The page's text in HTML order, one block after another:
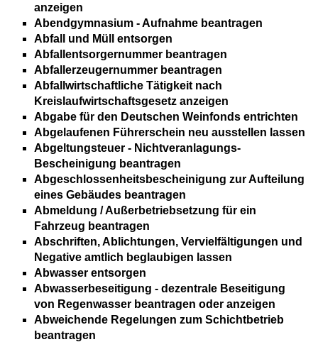
anzeigen
Abendgymnasium - Aufnahme beantragen
Abfall und Müll entsorgen
Abfallentsorgernummer beantragen
Abfallerzeugernummer beantragen
Abfallwirtschaftliche Tätigkeit nach
Kreislaufwirtschaftsgesetz anzeigen
Abgabe für den Deutschen Weinfonds entrichten
Abgelaufenen Führerschein neu ausstellen lassen
Abgeltungsteuer - Nichtveranlagungs-
Bescheinigung beantragen
Abgeschlossenheitsbescheinigung zur Aufteilung
eines Gebäudes beantragen
Abmeldung / Außerbetriebsetzung für ein
Fahrzeug beantragen
Abschriften, Ablichtungen, Vervielfältigungen und
Negative amtlich beglaubigen lassen
Abwasser entsorgen
Abwasserbeseitigung - dezentrale Beseitigung
von Regenwasser beantragen oder anzeigen
Abweichende Regelungen zum Schichtbetrieb
beantragen